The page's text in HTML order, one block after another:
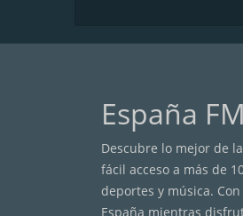
España
Descubre lo mejor de
fácil acceso a más de
deportes y música.
España mientras